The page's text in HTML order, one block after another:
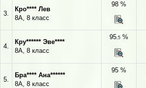
3.
Кро**** Лев
8А, 8 класс
98 %
4.
Кру****** Эве****
8А, 8 класс
95,5 %
5.
Бра**** Ана******
8А, 8 класс
95 %